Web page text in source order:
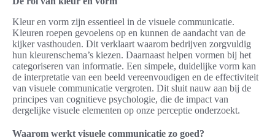
Kleur en vorm zijn essentieel in de visuele communicatie.
Kleuren roepen gevoelens op en kunnen de aandacht van de
kijker vasthouden. Dit verklaart waarom bedrijven zorgvuldig
hun kleurenschema’s kiezen. Daarnaast helpen vormen bij het
categoriseren van informatie. Een simpele, duidelijke vorm kan
de interpretatie van een beeld vereenvoudigen en de effectiviteit
van visuele communicatie vergroten. Dit sluit nauw aan bij de
principes van cognitieve psychologie, die de impact van
dergelijke visuele elementen op onze perceptie onderzoekt.
Waarom werkt visuele communicatie zo goed?